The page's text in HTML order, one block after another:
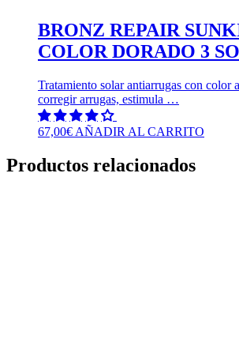
BRONZ REPAIR
COLOR DORADO 3
Tratamiento solar antiarrugas con color
corregir arrugas, estimula …
67,00€ AÑADIR AL CARRITO
Productos relacionados